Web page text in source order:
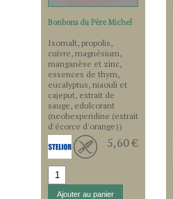
Bonbons du Père Michel
Isomalt, propolis,
cuivre, magnésium,
manganèse et zinc,
essences de thym,
eucalyptus, niaouli et
cajeput, extrait de
sauge, edulcorant
(neohesperidine (extrait
d'écorce d'orange))
5,60 €